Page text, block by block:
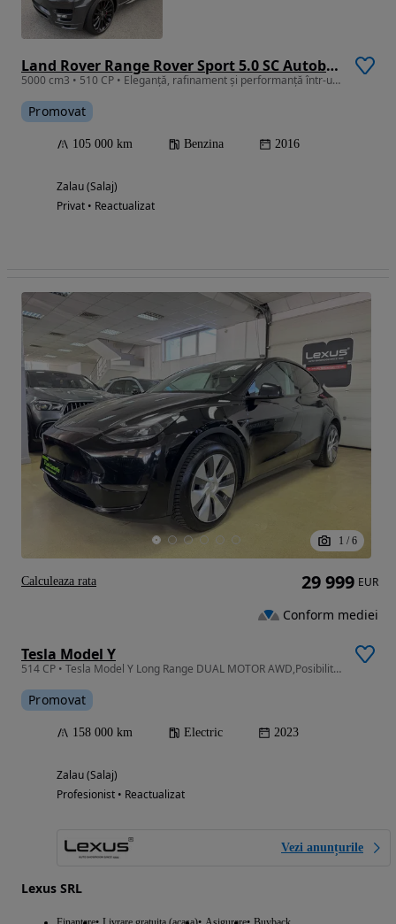
Land Rover Range Rover Sport 5.0 SC Autobiography
5000 cm3 • 510 CP • Eleganță, rafinament și performanță într-un singur pachet.
Promovat
105 000 km Benzina 2016
Zalau (Salaj)
Privat • Reactualizat
1 / 6
Tesla Model Y
514 CP • Tesla Model Y Long Range DUAL MOTOR AWD,Posibilitate finantare
Promovat
158 000 km Electric 2023
Zalau (Salaj)
Profesionist • Reactualizat
Vezi anunțurile
Lexus SRL
29 999 EUR
Conform mediei
Calculeaza rata